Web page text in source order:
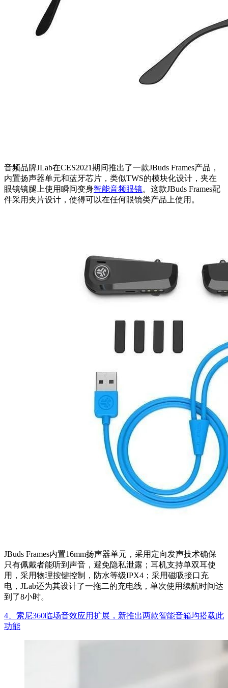
音频品牌JLab在CES2021期间推出了一款JBuds Frames产品，
内置扬声器单元和蓝牙芯片，类似TWS的模块化设计，夹在
眼镜镜腿上使用瞬间变身智能音频眼镜。这款JBuds Frames配
件采用夹片设计，使得可以在任何眼镜类产品上使用。
JBuds Frames内置16mm扬声器单元，采用定向发声技术确保
只有佩戴者能听到声音，避免隐私泄露；耳机支持单双耳使
用，采用物理按键控制，防水等级IPX4；采用磁吸接口充
电，JLab还为其设计了一拖二的充电线，单次使用续航时间达
到了8小时。
4、索尼360临场音效应用扩展，新推出两款智能音箱均搭载此
功能